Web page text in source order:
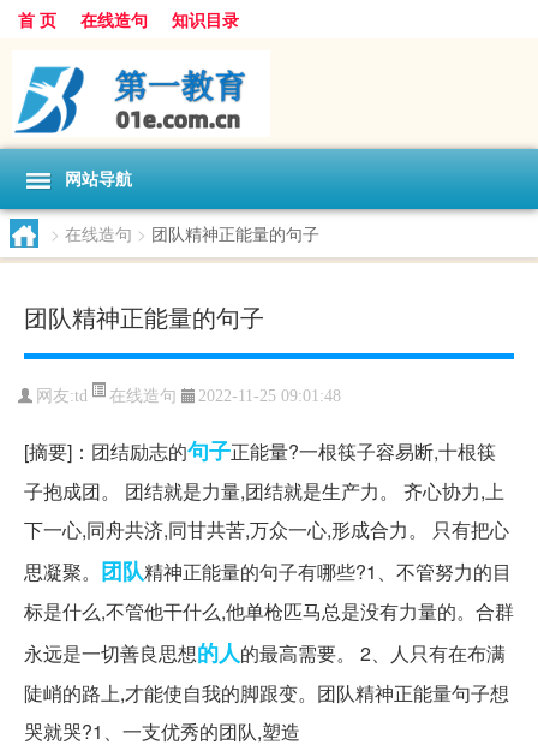
首 页 在线造句 知识目录
网站导航
> 在线造句 > 团队精神正能量的句子
团队精神正能量的句子
网友:td 在线造句 2022-11-25 09:01:48
[摘要]：团结励志的句子正能量?一根筷子容易断,十根筷
子抱成团。 团结就是力量,团结就是生产力。 齐心协力,上
下一心,同舟共济,同甘共苦,万众一心,形成合力。 只有把心
思凝聚。 团队精神正能量的句子有哪些?1、不管努力的目
标是什么,不管他干什么,他单枪匹马总是没有力量的。合群
永远是一切善良思想的人的最高需要。 2、人只有在布满
陡峭的路上,才能使自我的脚跟变。团队精神正能量句子想
哭就哭?1、一支优秀的团队,塑造